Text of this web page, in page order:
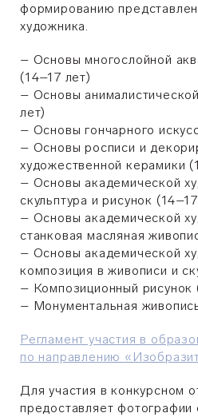
формированию
художника.
– Основы многослойной
(14–17 лет)
– Основы
лет)
– Основы гончарного
– Основы росписи и
художественной керамики
– Основы академической
скульптура и рисунок
– Основы академической
станковая масляная
– Основы академической
композиция в живописи и
– Композиционный рисунок
– Монументальная
Регламент участия в
по направлению
Для участия в конкурсном
предоставляет фотографии